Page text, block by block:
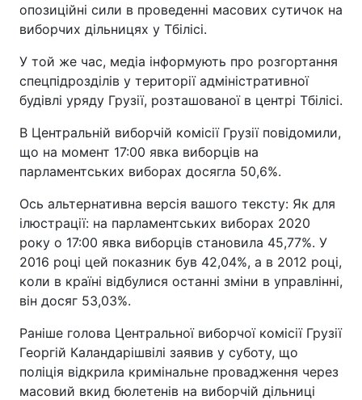
опозиційні сили в проведенні масових сутичок на
виборчих дільницях у Тбілісі.
У той же час, медіа інформують про розгортання
спецпідрозділів у території адміністративної
будівлі уряду Грузії, розташованої в центрі Тбілісі.
В Центральній виборчій комісії Грузії повідомили,
що на момент 17:00 явка виборців на
парламентських виборах досягла 50,6%.
Ось альтернативна версія вашого тексту: Як для
ілюстрації: на парламентських виборах 2020
року о 17:00 явка виборців становила 45,77%. У
2016 році цей показник був 42,04%, а в 2012 році,
коли в країні відбулися останні зміни в управлінні,
він досяг 53,03%.
Раніше голова Центральної виборчої комісії Грузії
Георгій Каландарішвілі заявив у суботу, що
поліція відкрила кримінальне провадження через
масовий вкид бюлетенів на виборчій дільниці